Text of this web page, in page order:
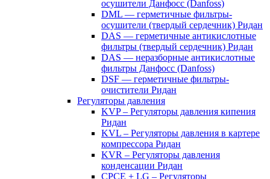
осушители Данфосс (Danfoss)
DML — герметичные фильтры-
осушители (твердый сердечник) Ридан
DAS — герметичные антикислотные
фильтры (твердый сердечник) Ридан
DAS — неразборные антикислотные
фильтры Данфосс (Danfoss)
DSF — герметичные фильтры-
очистители Ридан
Регуляторы давления
KVP – Регуляторы давления кипения
Ридан
KVL – Регуляторы давления в картере
компрессора Ридан
KVR – Регуляторы давления
конденсации Ридан
CPCE + LG – Регуляторы